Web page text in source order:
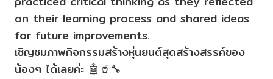
on their learning process and shared ideas
for future improvements.
เชิญชมภาพกิจกรรมสร้างหุ่นยนต์สุดสร้างสรรค์ของ
น้องๆ ได้เลยค่ะ 🤖🥤🔧